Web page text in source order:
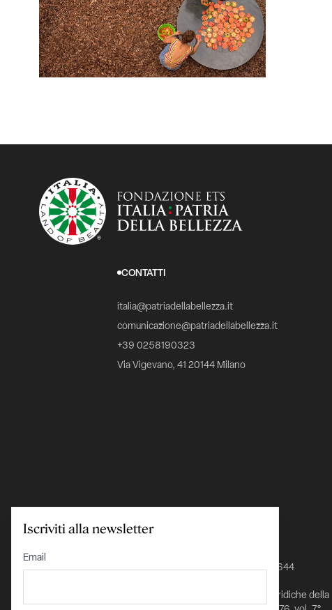
CONTATTI
italia@patriadellabellezza.it
comunicazione@patriadellabellezza.it
+39 0258190323
Via Vigevano, 41 20144 Milano
IBAN IT24K0348801601000000026644
Iscritta nel Registro delle Persone Giuridiche della
Iscriviti alla newsletter
Email